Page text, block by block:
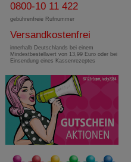
0800-10 11 422
gebührenfreie Rufnummer
Versandkostenfrei
innerhalb Deutschlands bei einem
Mindestbestellwert von 13,99 Euro oder bei
Einsendung eines Kassenrezeptes